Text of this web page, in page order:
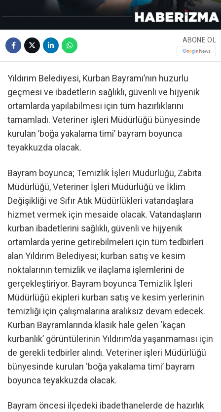
ABONE OL
Yıldırım Belediyesi, Kurban Bayramı’nın huzurlu
geçmesi ve ibadetlerin sağlıklı, güvenli ve hijyenik
ortamlarda yapılabilmesi için tüm hazırlıklarını
tamamladı. Veteriner işleri Müdürlüğü bünyesinde
kurulan ’boğa yakalama timi’ bayram boyunca
teyakkuzda olacak.
Bayram boyunca; Temizlik İşleri Müdürlüğü, Zabıta
Müdürlüğü, Veteriner İşleri Müdürlüğü ve İklim
Değişikliği ve Sıfır Atık Müdürlükleri vatandaşlara
hizmet vermek için mesaide olacak. Vatandaşların
kurban ibadetlerini sağlıklı, güvenli ve hijyenik
ortamlarda yerine getirebilmeleri için tüm tedbirleri
alan Yıldırım Belediyesi; kurban satış ve kesim
noktalarının temizlik ve ilaçlama işlemlerini de
gerçekleştiriyor. Bayram boyunca Temizlik İşleri
Müdürlüğü ekipleri kurban satış ve kesim yerlerinin
temizliği için çalışmalarına aralıksız devam edecek.
Kurban Bayramlarında klasik hale gelen ‘kaçan
kurbanlık’ görüntülerinin Yıldırım’da yaşanmaması için
de gerekli tedbirler alındı. Veteriner işleri Müdürlüğü
bünyesinde kurulan ‘boğa yakalama timi’ bayram
boyunca teyakkuzda olacak.
Bayram öncesi ilçedeki ibadethanelerde de hazırlık